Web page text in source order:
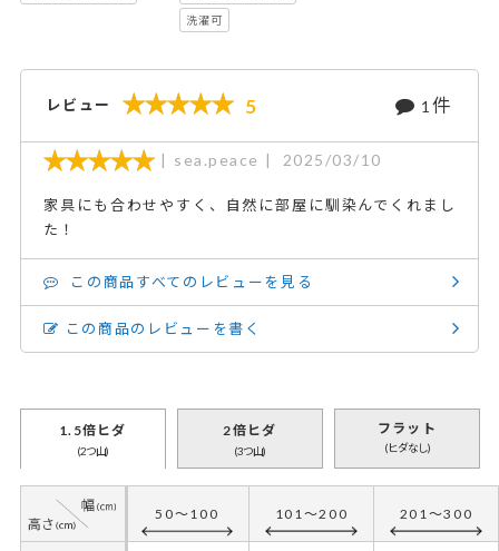
洗濯可
レビュー 5 1 件
sea.peace 2025/03/10
家具にも合わせやすく、自然に部屋に馴染んでくれまし
た！
この商品すべてのレビューを見る
この商品のレビューを書く
1.5倍ヒダ
(2つ山)
50～100 101～200 201～300
2倍ヒダ
(3つ山)
フラット
(ヒダなし)